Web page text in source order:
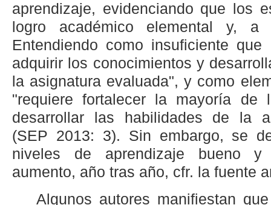
aprendizaje, evidenciando que los
logro académico elemental y, a
Entendiendo como insuficiente
adquirir los conocimientos y
la asignatura evaluada", y como
"requiere fortalecer la mayoría de
desarrollar las habilidades de la
(SEP 2013: 3). Sin embargo, se
niveles de aprendizaje bueno
aumento, año tras año, cfr. la fuente
Algunos autores manifiestan